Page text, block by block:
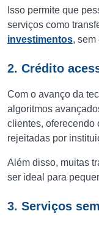
Isso permite que
serviços como
investimentos, sem
2. Crédito
Com o avanço da
algoritmos
clientes, oferecendo
rejeitadas por
Além disso, muitas
ser ideal para
3. Serviços